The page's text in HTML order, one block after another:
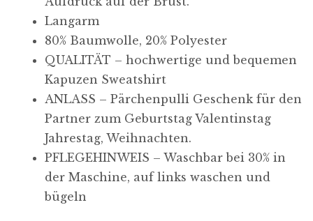
Langarm
80% Baumwolle, 20% Polyester
QUALITÄT – hochwertige und bequemen
Kapuzen Sweatshirt
ANLASS – Pärchenpulli Geschenk für den
Partner zum Geburtstag Valentinstag
Jahrestag, Weihnachten.
PFLEGEHINWEIS – Waschbar bei 30% in
der Maschine, auf links waschen und
bügeln